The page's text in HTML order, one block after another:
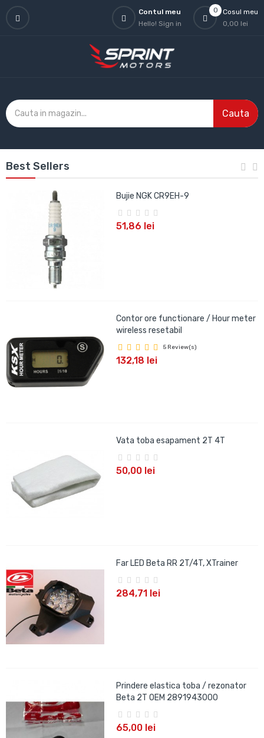
0
Cosul meu
0,00 lei
Contul meu
Hello! Sign in
Cauta
Best Sellers
Bujie NGK CR9EH-9
51,86 lei
Contor ore functionare / Hour meter
wireless resetabil
5 Review(s)
132,18 lei
Vata toba esapament 2T 4T
50,00 lei
Far LED Beta RR 2T/4T, XTrainer
284,71 lei
Prindere elastica toba / rezonator
Beta 2T OEM 2891943000
65,00 lei